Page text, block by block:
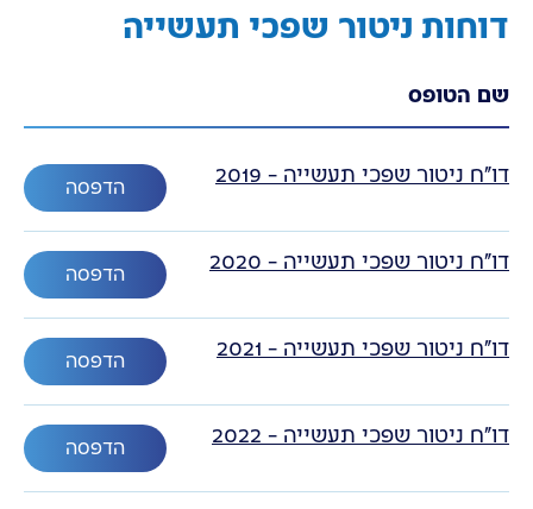
דוחות ניטור שפכי תעשייה
שם הטופס
דו"ח ניטור שפכי תעשייה - 2019
הדפסה
דו"ח ניטור שפכי תעשייה - 2020
הדפסה
דו"ח ניטור שפכי תעשייה - 2021
הדפסה
דו"ח ניטור שפכי תעשייה - 2022
הדפסה